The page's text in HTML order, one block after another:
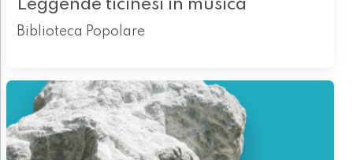
Leggende ticinesi in musica
Biblioteca Popolare